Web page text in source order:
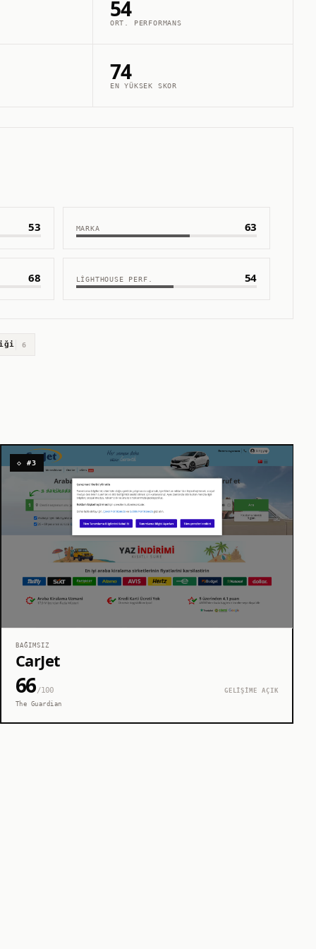
54
ORT. PERFORMANS
74
EN YÜKSEK SKOR
53 MARKA 63
68 LIGHTHOUSE PERF. 54
6
◇ #3
BAĞIMSIZ
CarJet
66/100
GELİŞİME AÇIK
The Guardian